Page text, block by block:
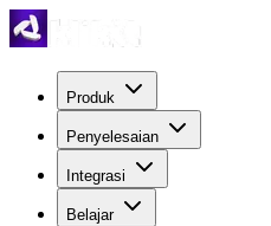
Produk
Penyelesaian
Integrasi
Belajar